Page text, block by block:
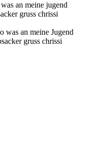
an meine jugend
gruss chrissi
was an meine Jugend
gruss chrissi